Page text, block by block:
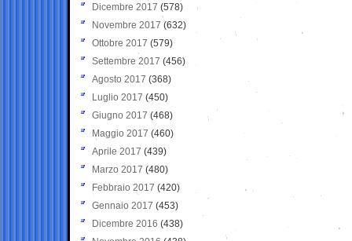
Dicembre 2017 (578)
Novembre 2017 (632)
Ottobre 2017 (579)
Settembre 2017 (456)
Agosto 2017 (368)
Luglio 2017 (450)
Giugno 2017 (468)
Maggio 2017 (460)
Aprile 2017 (439)
Marzo 2017 (480)
Febbraio 2017 (420)
Gennaio 2017 (453)
Dicembre 2016 (438)